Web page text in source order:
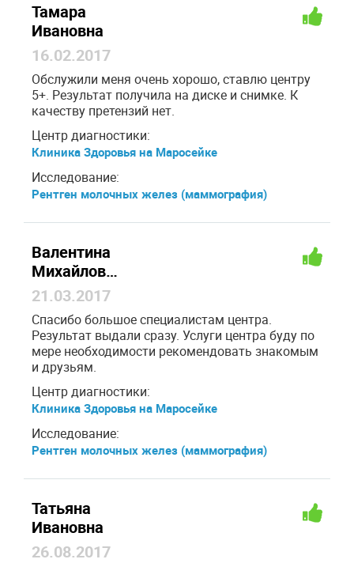
Тамара
Ивановна
16.02.2017
Обслужили меня очень хорошо, ставлю центру
5+. Результат получила на диске и снимке. К
качеству претензий нет.
Центр диагностики:
Клиника Здоровья на Маросейке
Исследование:
Рентген молочных желез (маммография)
Валентина
Михайловна
21.03.2017
Спасибо большое специалистам центра.
Результат выдали сразу. Услуги центра буду по
мере необходимости рекомендовать знакомым
и друзьям.
Центр диагностики:
Клиника Здоровья на Маросейке
Исследование:
Рентген молочных желез (маммография)
Татьяна
Ивановна
26.08.2017